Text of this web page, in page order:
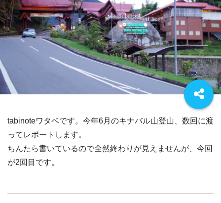
tabinoteワタベです。今年6月のキナバル山登山、数回に渡
ってレポートします。
ちんたら書いているので全然終わりが見えませんが、今回
が2回目です。